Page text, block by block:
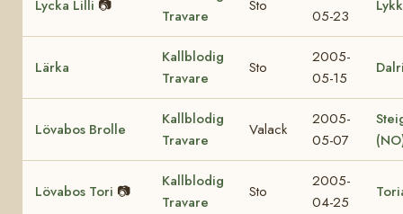
Lycka Lilli 📷
Travare
Sto
05-23
Lärka
Kallblodig
Travare
Sto
2005-
05-15
Lövabos Brolle
Kallblodig
Travare
Valack
2005-
05-07
Lövabos Tori 📷
Kallblodig
Travare
Sto
2005-
04-25